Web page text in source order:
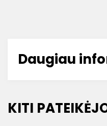
Daugiau
KITI